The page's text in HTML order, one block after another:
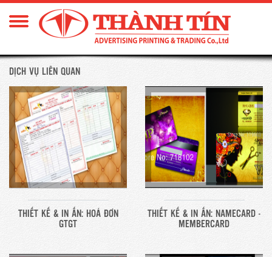
DỊCH VỤ LIÊN QUAN
THIẾT KẾ & IN ẤN: HOÁ ĐƠN
GTGT
THIẾT KẾ & IN ẤN: NAMECARD -
MEMBERCARD